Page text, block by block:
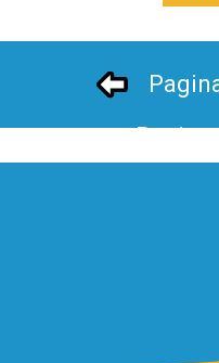
Pagina